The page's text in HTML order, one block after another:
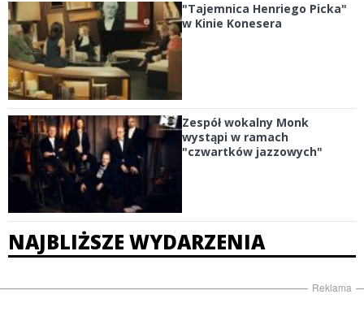
"Tajemnica Henriego Picka"
w Kinie Konesera
Zespół wokalny Monk
wystąpi w ramach
"czwartków jazzowych"
NAJBLIŻSZE WYDARZENIA
Reklama